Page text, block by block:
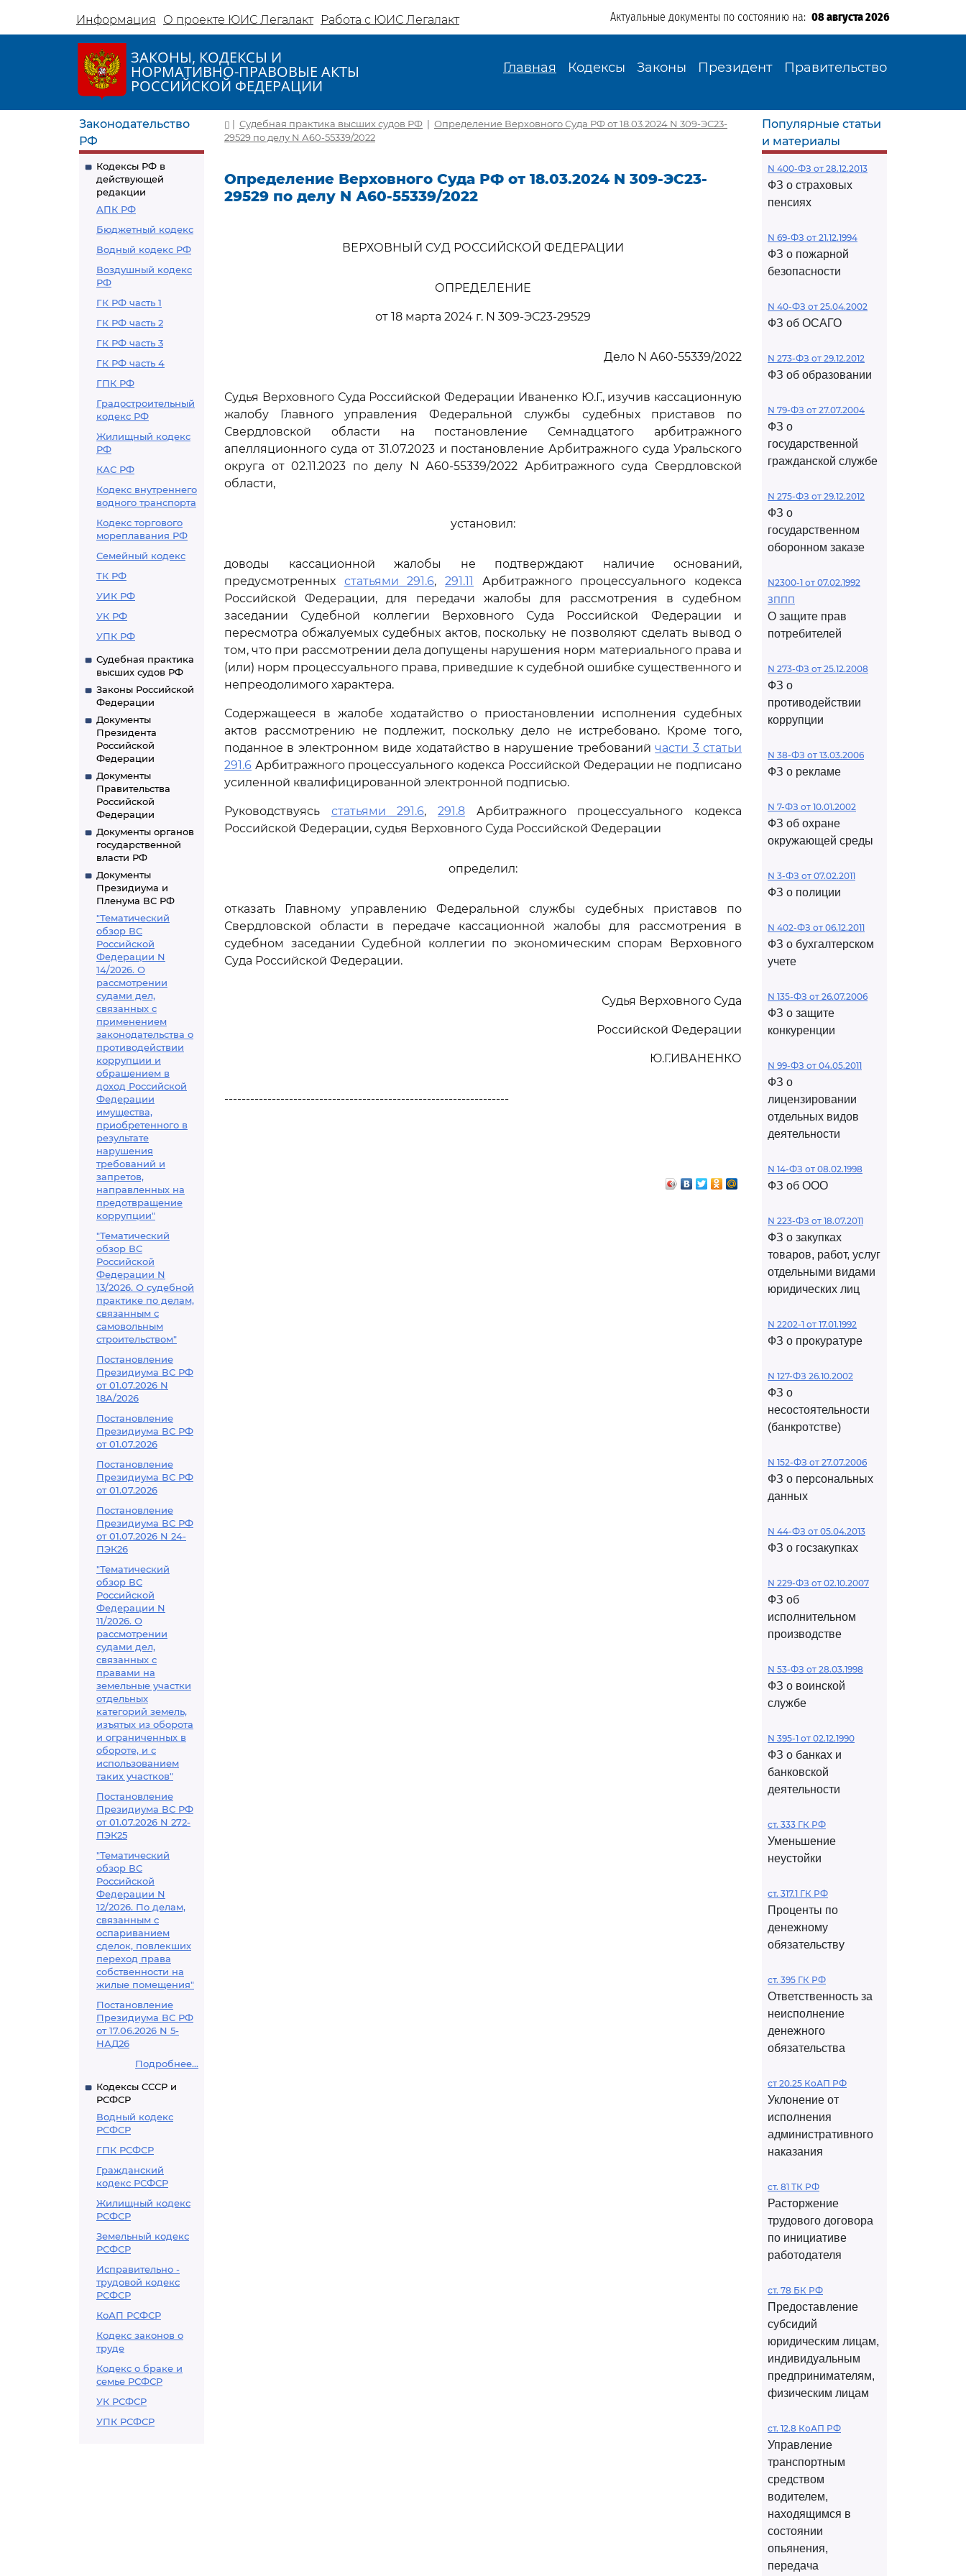
Информация О проекте ЮИС Легалакт Работа с ЮИС Легалакт Актуальные документы по состоянию на: 08 августа 2026
ЗАКОНЫ, КОДЕКСЫ И
НОРМАТИВНО-ПРАВОВЫЕ АКТЫ
РОССИЙСКОЙ ФЕДЕРАЦИИ
Главная Кодексы Законы Президент Правительство
Законодательство
РФ
Кодексы РФ в
действующей
редакции
АПК РФ
Бюджетный кодекс
Водный кодекс РФ
Воздушный кодекс
РФ
ГК РФ часть 1
ГК РФ часть 2
ГК РФ часть 3
ГК РФ часть 4
ГПК РФ
Градостроительный
кодекс РФ
Жилищный кодекс
РФ
КАС РФ
Кодекс внутреннего
водного транспорта
Кодекс торгового
мореплавания РФ
Семейный кодекс
ТК РФ
УИК РФ
УК РФ
УПК РФ
Судебная практика
высших судов РФ
Законы Российской
Федерации
Документы
Президента
Российской
Федерации
Документы
Правительства
Российской
Федерации
Документы органов
государственной
власти РФ
Документы
Президиума и
Пленума ВС РФ
"Тематический
обзор ВС
Российской
Федерации N
14/2026. О
рассмотрении
судами дел,
связанных с
применением
законодательства о
противодействии
коррупции и
обращением в
доход Российской
Федерации
имущества,
приобретенного в
результате
нарушения
требований и
запретов,
направленных на
предотвращение
коррупции"
"Тематический
обзор ВС
Российской
Федерации N
13/2026. О судебной
практике по делам,
связанным с
самовольным
строительством"
Постановление
Президиума ВС РФ
от 01.07.2026 N
18А/2026
Постановление
Президиума ВС РФ
от 01.07.2026
Постановление
Президиума ВС РФ
от 01.07.2026
Постановление
Президиума ВС РФ
от 01.07.2026 N 24-
ПЭК26
"Тематический
обзор ВС
Российской
Федерации N
11/2026. О
рассмотрении
судами дел,
связанных с
правами на
земельные участки
отдельных
категорий земель,
изъятых из оборота
и ограниченных в
обороте, и с
использованием
таких участков"
Постановление
Президиума ВС РФ
от 01.07.2026 N 272-
ПЭК25
"Тематический
обзор ВС
Российской
Федерации N
12/2026. По делам,
связанным с
оспариванием
сделок, повлекших
переход права
собственности на
жилые помещения"
Постановление
Президиума ВС РФ
от 17.06.2026 N 5-
НАД26
Подробнее...
Кодексы СССР и
РСФСР
Водный кодекс
РСФСР
ГПК РСФСР
Гражданский
кодекс РСФСР
Жилищный кодекс
РСФСР
Земельный кодекс
РСФСР
Исправительно -
трудовой кодекс
РСФСР
КоАП РСФСР
Кодекс законов о
труде
Кодекс о браке и
семье РСФСР
УК РСФСР
УПК РСФСР
| Судебная практика высших судов РФ | Определение Верховного Суда РФ от 18.03.2024 N 309-ЭС23-
29529 по делу N А60-55339/2022
Определение Верховного Суда РФ от 18.03.2024 N 309-ЭС23-
29529 по делу N А60-55339/2022
ВЕРХОВНЫЙ СУД РОССИЙСКОЙ ФЕДЕРАЦИИ
ОПРЕДЕЛЕНИЕ
от 18 марта 2024 г. N 309-ЭС23-29529
Дело N А60-55339/2022
Судья Верховного Суда Российской Федерации Иваненко Ю.Г., изучив кассационную
жалобу Главного управления Федеральной службы судебных приставов по
Свердловской области на постановление Семнадцатого арбитражного
апелляционного суда от 31.07.2023 и постановление Арбитражного суда Уральского
округа от 02.11.2023 по делу N А60-55339/2022 Арбитражного суда Свердловской
области,
установил:
доводы кассационной жалобы не подтверждают наличие оснований,
предусмотренных статьями 291.6,291.11
Арбитражного процессуального кодекса
Российской Федерации, для передачи жалобы для рассмотрения в судебном
заседании Судебной коллегии Верховного Суда Российской Федерации и
пересмотра обжалуемых судебных актов, поскольку не позволяют сделать вывод о
том, что при рассмотрении дела допущены нарушения норм материального права и
(или) норм процессуального права, приведшие к судебной ошибке существенного и
непреодолимого характера.
Содержащееся в жалобе ходатайство о приостановлении исполнения судебных
актов рассмотрению не подлежит, поскольку дело не истребовано. Кроме того,
поданное в электронном виде ходатайство в нарушение требованийчасти 3 статьи
291.6 Арбитражного процессуального кодекса Российской Федерации не подписано
усиленной квалифицированной электронной подписью.
Руководствуясь статьями 291.6,291.8 Арбитражного процессуального кодекса
Российской Федерации, судья Верховного Суда Российской Федерации
определил:
отказать Главному управлению Федеральной службы судебных приставов по
Свердловской области в передаче кассационной жалобы для рассмотрения в
судебном заседании Судебной коллегии по экономическим спорам Верховного
Суда Российской Федерации.
Судья Верховного Суда
Российской Федерации
Ю.Г.ИВАНЕНКО
------------------------------------------------------------------
Популярные статьи
и материалы
N 400-ФЗ от 28.12.2013
ФЗ о страховых
пенсиях
N 69-ФЗ от 21.12.1994
ФЗ о пожарной
безопасности
N 40-ФЗ от 25.04.2002
ФЗ об ОСАГО
N 273-ФЗ от 29.12.2012
ФЗ об образовании
N 79-ФЗ от 27.07.2004
ФЗ о
государственной
гражданской службе
N 275-ФЗ от 29.12.2012
ФЗ о
государственном
оборонном заказе
N2300-1 от 07.02.1992
ЗППП
О защите прав
потребителей
N 273-ФЗ от 25.12.2008
ФЗ о
противодействии
коррупции
N 38-ФЗ от 13.03.2006
ФЗ о рекламе
N 7-ФЗ от 10.01.2002
ФЗ об охране
окружающей среды
N 3-ФЗ от 07.02.2011
ФЗ о полиции
N 402-ФЗ от 06.12.2011
ФЗ о бухгалтерском
учете
N 135-ФЗ от 26.07.2006
ФЗ о защите
конкуренции
N 99-ФЗ от 04.05.2011
ФЗ о
лицензировании
отдельных видов
деятельности
N 14-ФЗ от 08.02.1998
ФЗ об ООО
N 223-ФЗ от 18.07.2011
ФЗ о закупках
товаров, работ, услуг
отдельными видами
юридических лиц
N 2202-1 от 17.01.1992
ФЗ о прокуратуре
N 127-ФЗ 26.10.2002
ФЗ о
несостоятельности
(банкротстве)
N 152-ФЗ от 27.07.2006
ФЗ о персональных
данных
N 44-ФЗ от 05.04.2013
ФЗ о госзакупках
N 229-ФЗ от 02.10.2007
ФЗ об
исполнительном
производстве
N 53-ФЗ от 28.03.1998
ФЗ о воинской
службе
N 395-1 от 02.12.1990
ФЗ о банках и
банковской
деятельности
ст. 333 ГК РФ
Уменьшение
неустойки
ст. 317.1 ГК РФ
Проценты по
денежному
обязательству
ст. 395 ГК РФ
Ответственность за
неисполнение
денежного
обязательства
ст 20.25 КоАП РФ
Уклонение от
исполнения
административного
наказания
ст. 81 ТК РФ
Расторжение
трудового договора
по инициативе
работодателя
ст. 78 БК РФ
Предоставление
субсидий
юридическим лицам,
индивидуальным
предпринимателям,
физическим лицам
ст. 12.8 КоАП РФ
Управление
транспортным
средством
водителем,
находящимся в
состоянии
опьянения,
передача